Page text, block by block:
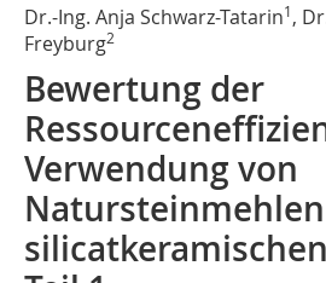
Dr.-Ing. Anja Schwarz-Tatarin1,
Freyburg2
Bewertung der
Verwendung von